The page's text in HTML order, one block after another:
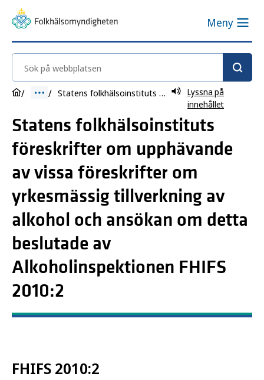
Meny
Sök på webbplatsen
Statens folkhälsoinstituts föreskrifter om upphävande av vissa föreskrifter om yrkesmässig tillverkning av alkohol och ansökan om detta beslutade av Alkoholinspektionen FHIFS 2010:2
Lyssna på
innehållet
Statens folkhälsoinstituts
föreskrifter om upphävande
av vissa föreskrifter om
yrkesmässig tillverkning av
alkohol och ansökan om detta
beslutade av
Alkoholinspektionen FHIFS
2010:2
FHIFS 2010:2